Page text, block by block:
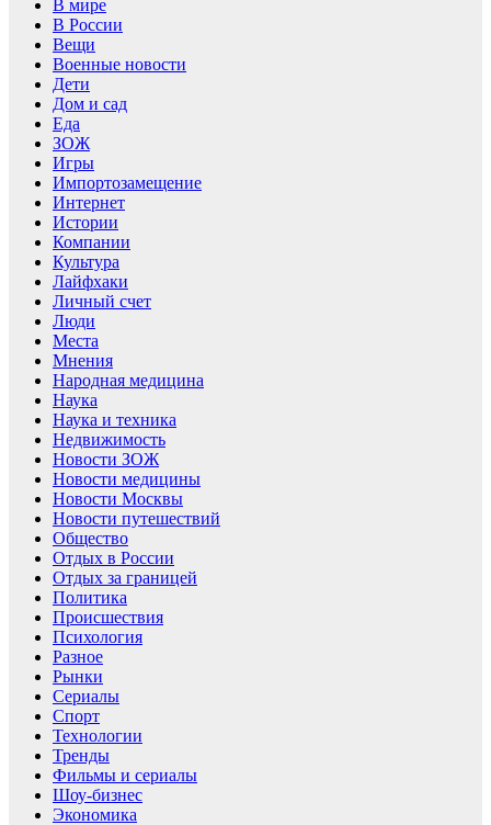
В мире
В России
Вещи
Военные новости
Дети
Дом и сад
Еда
ЗОЖ
Игры
Импортозамещение
Интернет
Истории
Компании
Культура
Лайфхаки
Личный счет
Люди
Места
Мнения
Народная медицина
Наука
Наука и техника
Недвижимость
Новости ЗОЖ
Новости медицины
Новости Москвы
Новости путешествий
Общество
Отдых в России
Отдых за границей
Политика
Происшествия
Психология
Разное
Рынки
Сериалы
Спорт
Технологии
Тренды
Фильмы и сериалы
Шоу-бизнес
Экономика